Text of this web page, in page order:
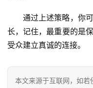
通过上述策略，你
长，记住，最重要的是
受众建立真诚的连接。
本文来源于互联网，如